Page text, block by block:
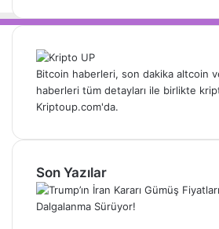
Bitcoin haberleri, son dakika altcoin
haberleri tüm detayları ile birlikte
Kriptoup.com'da.
Son Yazılar